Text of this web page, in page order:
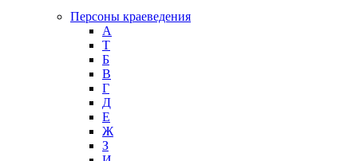
Персоны краеведения
А
T
Б
В
Г
Д
Е
Ж
З